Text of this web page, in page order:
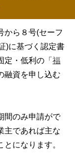
から８号(セーフ
)に基づく認定書
定・低利の「福
融資を申し込む
間のみ申請がで
主であれば主な
になります。